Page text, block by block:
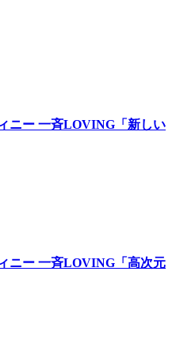
ニー 一斉LOVING「新しい
ニー 一斉LOVING「高次元